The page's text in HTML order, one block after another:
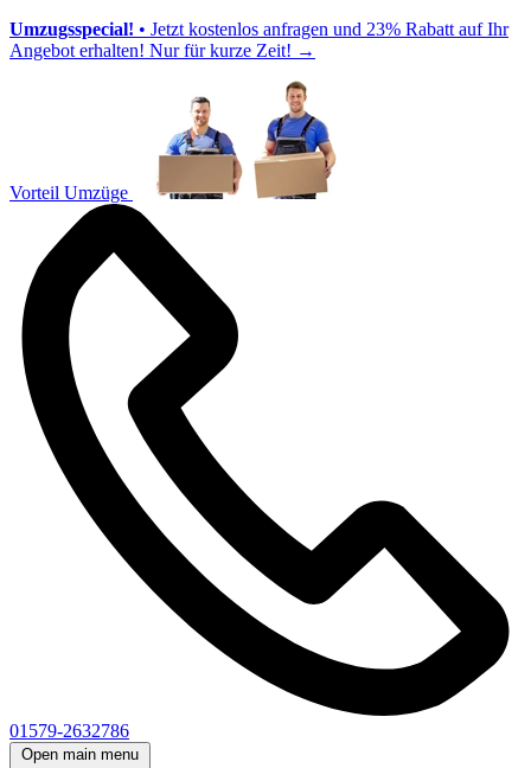
Umzugsspecial! • Jetzt kostenlos anfragen und 23% Rabatt auf Ihr
Angebot erhalten! Nur für kurze Zeit! →
Vorteil Umzüge
01579-2632786
Open main menu